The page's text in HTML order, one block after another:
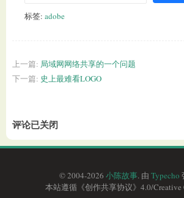
标签: adobe
上一篇: 局域网网络共享的一个问题
下一篇: 史上最难看LOGO
评论已关闭
© 2004-2026 小陈故事. 由 Typecho
本站遵循《创作共享协议》4.0/Creative